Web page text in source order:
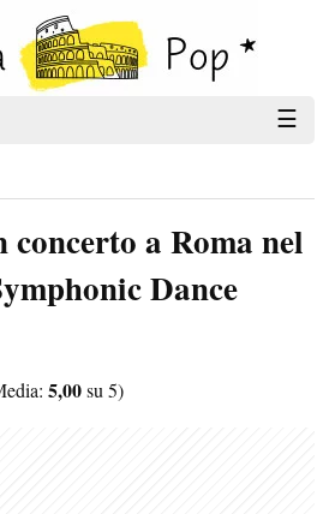
☰
a Roma nel
Dance
5,00su 5)